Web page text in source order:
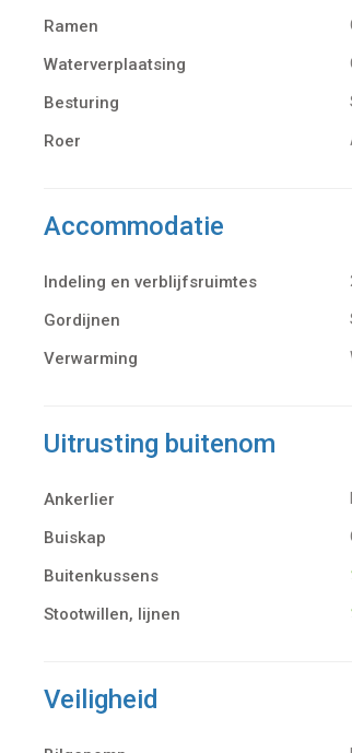
Ramen
Waterverplaatsing
Besturing
Roer
Accommodatie
Indeling en verblijfsruimtes
Gordijnen
Verwarming
Uitrusting buitenom
Ankerlier
Buiskap
Buitenkussens
Stootwillen, lijnen
Veiligheid